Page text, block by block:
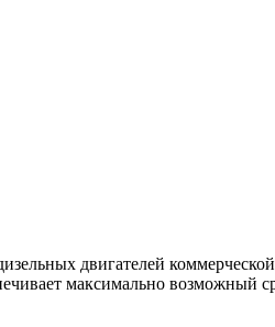
двигателей
максимально возможный